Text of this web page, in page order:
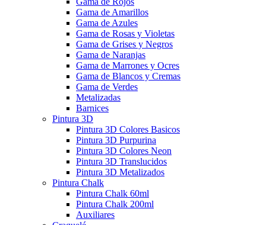
Gama de Amarillos
Gama de Azules
Gama de Rosas y Violetas
Gama de Grises y Negros
Gama de Naranjas
Gama de Marrones y Ocres
Gama de Blancos y Cremas
Gama de Verdes
Metalizadas
Barnices
Pintura 3D
Pintura 3D Colores Basicos
Pintura 3D Purpurina
Pintura 3D Colores Neon
Pintura 3D Translucidos
Pintura 3D Metalizados
Pintura Chalk
Pintura Chalk 60ml
Pintura Chalk 200ml
Auxiliares